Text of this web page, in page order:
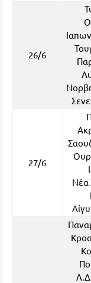
26/6
27/6
Νέα